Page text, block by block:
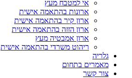
אי למטבח מעץ
ארונות בהתאמה אישית
ארון קיר בהתאמה אישית
ארון הזזה בהתאמה אישית
ארון אמבטיה מעץ
ריהוט משרדי בהתאמה אישית
גלריה
מאמרים בתחום
צור קשר